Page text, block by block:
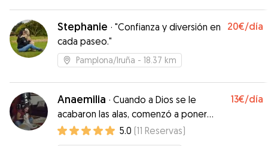
pendiente de todo. Sin duda, repetiré con él.”
Stephanie · "Confianza y diversión en
cada paseo."
20€/día
Pamplona/Iruña - 18.37 km
Anaemilia · Cuando a Dios se le
acabaron las alas, comenzó a poner
patitas.
13€/día
5.0 (11 Reservas)